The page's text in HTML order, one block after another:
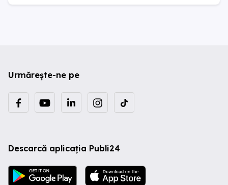
Urmărește-ne pe
Descarcă aplicația Publi24